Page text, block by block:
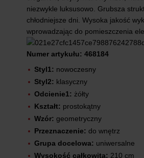
niezwykle luksusowo. Grubsza
chłodniejsze dni. Wysoka jakość
wprowadzając do pomieszczenia
Numer artykułu: 468184
Styl1: nowoczesny
Styl2: klasyczny
Odcienie1: żółty
Kształt: prostokątny
Wzór: geometryczny
Przeznaczenie: do wnętrz
Grupa docelowa: uniwersalne
Wysokość całkowita: 210 cm